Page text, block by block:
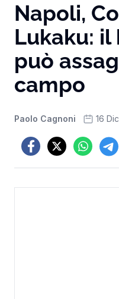
Napoli,
Lukaku: il
può
campo
Paolo Cagnoni 16